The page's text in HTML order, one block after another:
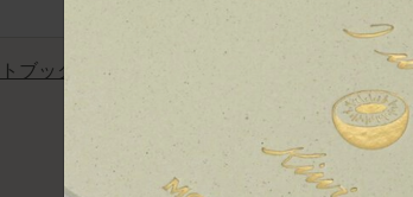
ノートブック
ノ
ミ
サブカテゴリ
ダ
12
す
モ
モ
キ
キ
ン
す
限
ア
ミ
カ
シ
プ
スマートライティング・シス
サブカテゴリ
ス
ス
モレスキンスマートスマート
モ
カスタムダイアリー
カスタムノートブック
モレスキンメンバーシップ
我々の歴史
モレスキンのマニフェスト
すぐメンバー登録
ルカムオファー: 次回のご購入時に10% オフと
常特典: パーソナライズの2冊ご購入で1冊無料
ースデー特典: 1回限りの割引（1ヶ月有効）
行プレビュー: 新作コレクションへの先行アクセ
ブック カイエ ＆ ジャーナル ヴォラン ジ